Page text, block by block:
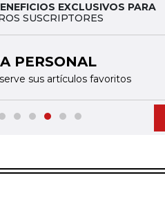
EXCLUSIVOS PARA
SUSCRIPTORES
PERSONAL
sus artículos favoritos